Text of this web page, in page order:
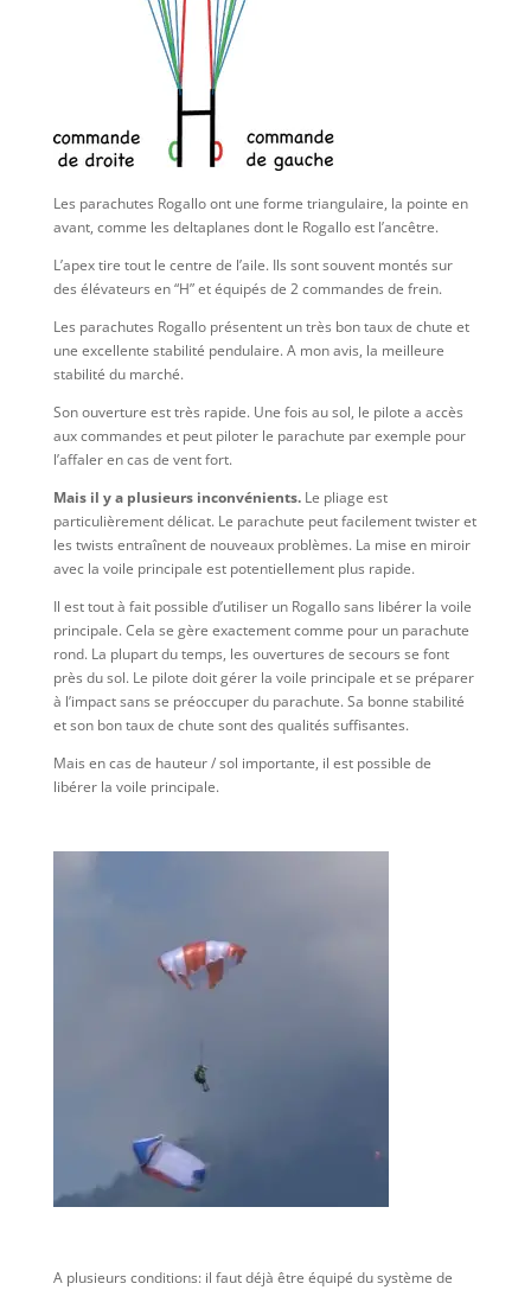
Les parachutes Rogallo ont une forme triangulaire, la pointe en
avant, comme les deltaplanes dont le Rogallo est l’ancêtre.
L’apex tire tout le centre de l’aile. Ils sont souvent montés sur
des élévateurs en “H” et équipés de 2 commandes de frein.
Les parachutes Rogallo présentent un très bon taux de chute et
une excellente stabilité pendulaire. A mon avis, la meilleure
stabilité du marché.
Son ouverture est très rapide. Une fois au sol, le pilote a accès
aux commandes et peut piloter le parachute par exemple pour
l’affaler en cas de vent fort.
Mais il y a plusieurs inconvénients.Le pliage est
particulièrement délicat. Le parachute peut facilement twister et
les twists entraînent de nouveaux problèmes. La mise en miroir
avec la voile principale est potentiellement plus rapide.
Il est tout à fait possible d’utiliser un Rogallo sans libérer la voile
principale. Cela se gère exactement comme pour un parachute
rond. La plupart du temps, les ouvertures de secours se font
près du sol. Le pilote doit gérer la voile principale et se préparer
à l’impact sans se préoccuper du parachute. Sa bonne stabilité
et son bon taux de chute sont des qualités suffisantes.
Mais en cas de hauteur / sol importante, il est possible de
libérer la voile principale.
A plusieurs conditions: il faut déjà être équipé du système de